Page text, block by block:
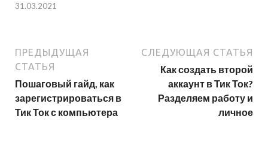
31.03.2021
ПРЕДЫДУЩАЯ
СТАТЬЯ
Пошаговый гайд, как
зарегистрироваться в
Тик Ток с компьютера
СЛЕДУЮЩАЯ СТАТЬЯ
Как создать второй
аккаунт в Тик Ток?
Разделяем работу и
личное